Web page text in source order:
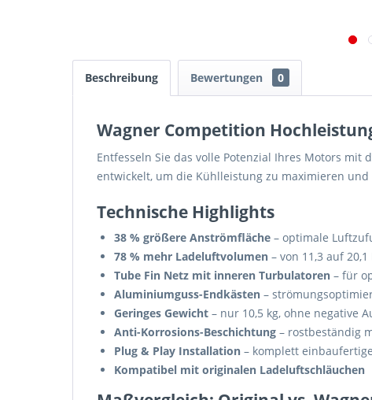
Beschreibung Bewertungen 0
Wagner Competition
Entfesseln Sie das volle Potenzial Ihres Motors
entwickelt, um die Kühlleistung zu maximieren
Technische Highlights
38 % größere Anströmfläche – optimale
78 % mehr Ladeluftvolumen – von 11,3 auf
Tube Fin Netz mit inneren Turbulatoren – für
Aluminiumguss-Endkästen –
Geringes Gewicht – nur 10,5 kg, ohne negative
Anti-Korrosions-Beschichtung – rostbeständig
Plug & Play Installation – komplett
Kompatibel mit originalen Ladeluftschläuchen